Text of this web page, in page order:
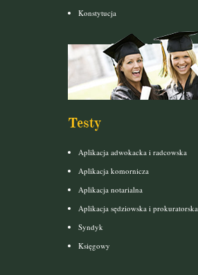
Konstytucja
Testy
Aplikacja adwokacka i radcowska
Aplikacja komornicza
Aplikacja notarialna
Aplikacja sędziowska i prokuratorska
Syndyk
Księgowy